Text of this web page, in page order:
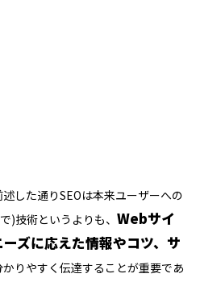
した通りSEOは本来ユーザーへの
)技術というよりも、 Webサイ
ズに応えた情報やコツ、サ
りやすく伝達することが重要であ